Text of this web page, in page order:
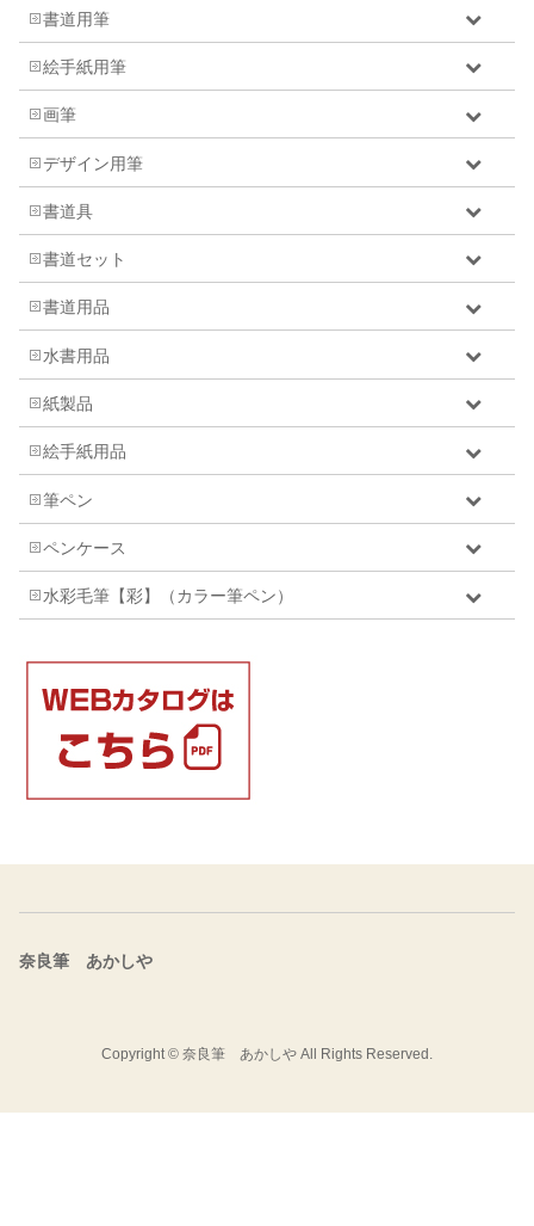
書道用筆
絵手紙用筆
画筆
デザイン用筆
書道具
書道セット
書道用品
水書用品
紙製品
絵手紙用品
筆ペン
ペンケース
水彩毛筆【彩】（カラー筆ペン）
奈良筆 あかしや
Copyright © 奈良筆 あかしや All Rights Reserved.